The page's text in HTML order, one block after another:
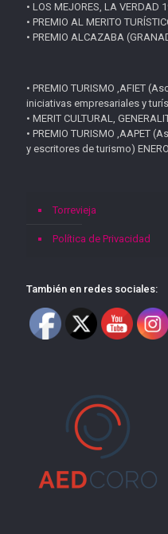
• LOS MEJORES, LA VERDAD
• PREMIO AL MERITO
• PREMIO ALCAZABA
• PREMIO TURISMO ,AFIET
iniciativas empresariales y
• MERIT CULTURAL,
• PREMIO TURISMO ,AAPET
y escritores de turismo)
Torrevieja
Política de Privacidad
También en redes sociales: